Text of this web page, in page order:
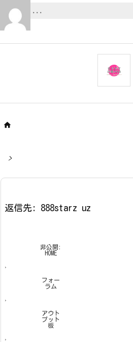

>
返信先: 888starz uz
非公開:
HOME
›
フォー
ラム
›
アウト
プット
板
›